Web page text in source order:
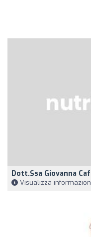
Dott.ssa Giovanna
Visualizza